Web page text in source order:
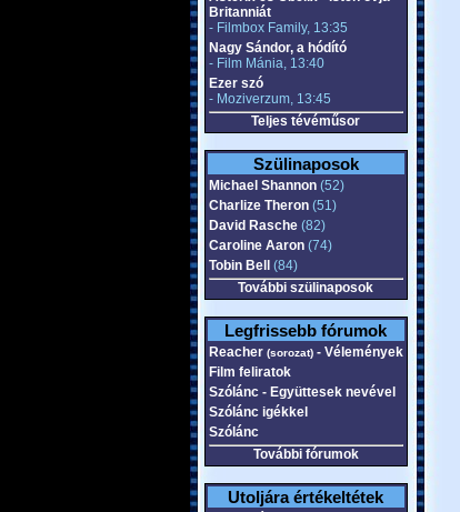
Britanniát
- Filmbox Family, 13:35
Nagy Sándor, a hódító
- Film Mánia, 13:40
Ezer szó
- Moziverzum, 13:45
Teljes tévéműsor
Szülinaposok
Michael Shannon(52)
Charlize Theron(51)
David Rasche(82)
Caroline Aaron(74)
Tobin Bell
(84)
További szülinaposok
Legfrissebb fórumok
Reacher (sorozat)- Vélemények
Film feliratok
Szólánc - Együttesek nevével
Szólánc igékkel
Szólánc
További fórumok
Utoljára értékeltétek